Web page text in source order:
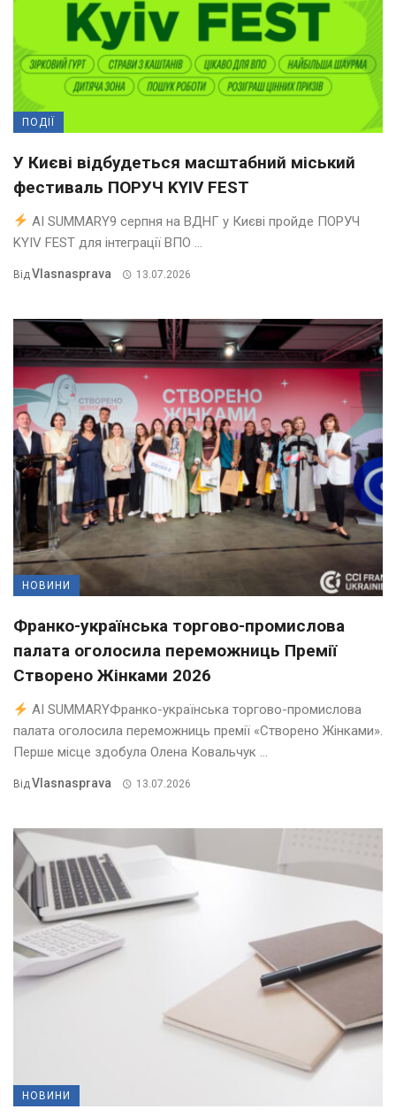
ПОДІЇ
У Києві відбудеться масштабний міський
фестиваль ПОРУЧ KYIV FEST
AI SUMMARY9 серпня на ВДНГ у Києві пройде ПОРУЧ
KYIV FEST для інтеграції ВПО ...
Від Vlasnasprava 13.07.2026
НОВИНИ
Франко-українська торгово-промислова
палата оголосила переможниць Премії
Створено Жінками 2026
AI SUMMARYФранко-українська торгово-промислова
палата оголосила переможниць премії «Створено Жінками».
Перше місце здобула Олена Ковальчук ...
ВідVlasnasprava 13.07.2026
НОВИНИ